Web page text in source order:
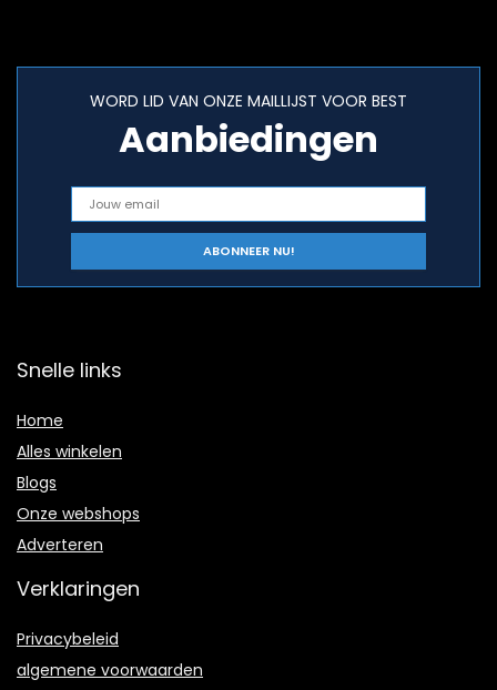
WORD LID VAN ONZE MAILLIJST VOOR BEST
Aanbiedingen
Snelle links
Home
Alles winkelen
Blogs
Onze webshops
Adverteren
Verklaringen
Privacybeleid
algemene voorwaarden